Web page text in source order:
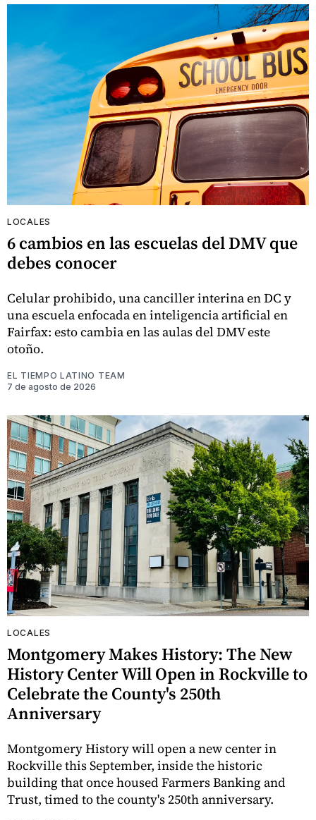
LOCALES
6 cambios en las escuelas del DMV que
debes conocer
Celular prohibido, una canciller interina en DC y
una escuela enfocada en inteligencia artificial en
Fairfax: esto cambia en las aulas del DMV este
otoño.
EL TIEMPO LATINO TEAM
7 de agosto de 2026
LOCALES
Montgomery Makes History: The New
History Center Will Open in Rockville to
Celebrate the County's 250th
Anniversary
Montgomery History will open a new center in
Rockville this September, inside the historic
building that once housed Farmers Banking and
Trust, timed to the county's 250th anniversary.